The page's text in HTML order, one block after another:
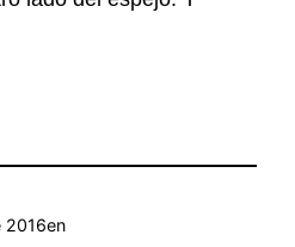
2016en